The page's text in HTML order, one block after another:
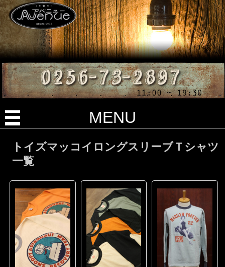
MENU
トイズマッコイロングスリーブＴシャツ
一覧